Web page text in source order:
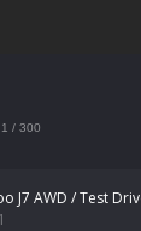
1 / 300
J7 AWD / Test